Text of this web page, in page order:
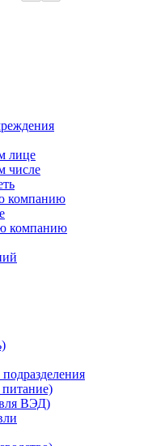
лице
числе
компанию
компанию
питание)
ВЭД)